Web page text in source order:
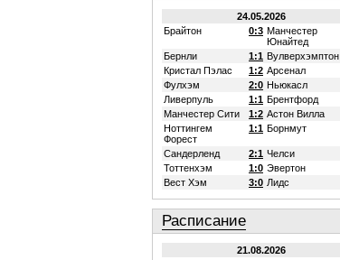
24.05.2026
Брайтон
0:3 Манчестер
Юнайтед
Бернли
1:1 Вулверхэмптон
Кристал Пэлас
1:2 Арсенал
Фулхэм
2:0 Ньюкасл
Ливерпуль
1:1 Брентфорд
Манчестер Сити
1:2 Астон Вилла
Ноттингем
Форест
1:1 Борнмут
Сандерленд 2:1 Челси
Тоттенхэм
1:0 Эвертон
Вест Хэм
3:0 Лидс
Расписание
21.08.2026